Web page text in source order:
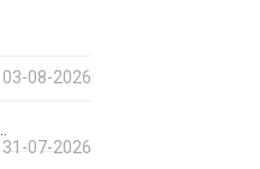
03-08-2026
31-07-2026